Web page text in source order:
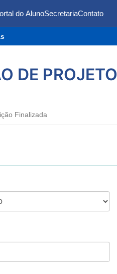
do AlunoSecretariaContato
DE
Finalizada